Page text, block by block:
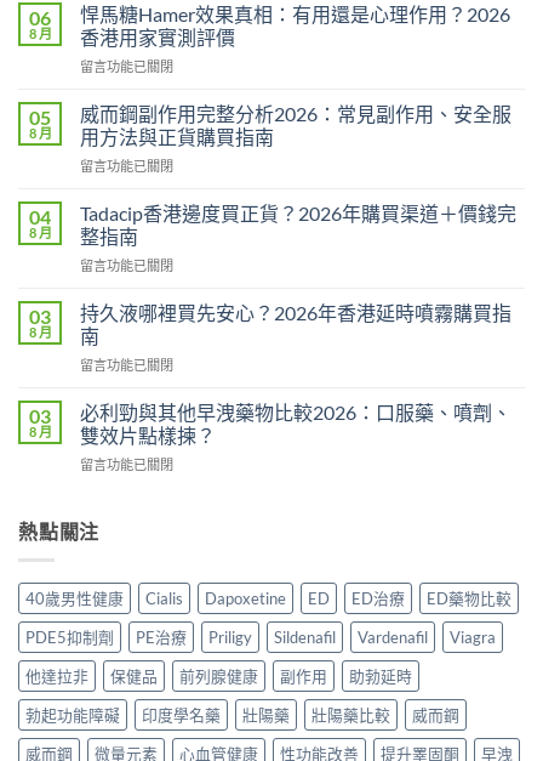
06
8 月
悍馬糖Hamer效果真相：有用還是心理作用？2026
香港用家實測評價
在
馬
糖
Hamer
效
真
相：
有
用
是
心
作
2026
香
港
實
測
價〉
中
留言功能已關閉
05
8 月
威而鋼副作用完整分析2026：常見副作用、安全服
用方法與正貨購買指南
在
而
鋼
副
作
完
整
分
析
常
見
作
全
方
法
與
正
貨
購
買
指
留言功能已關閉
04
8 月
Tadacip香港邊度買正貨？2026年購買渠道＋價錢完
整指南
在
香
港
邊
度
正
貨？
2026
年
渠
價
錢
完
整
指
南〉
中
留言功能已關閉
03
8 月
持久液哪裡買先安心？2026年香港延時噴霧購買指
南
在
久
液
哪
裡
安
年
香
港
延
時
噴
霧
購
留言功能已關閉
03
8 月
必利勁與其他早洩藥物比較2026：口服藥、噴劑、
雙效片點樣揀？
在
勁
與
他
早
洩
藥
物
比
較
2026：
留言功能已關閉
熱點關注
40歲男性健康 Cialis Dapoxetine ED ED治療
ED藥物比較
PDE5抑制劑
PE治療 Priligy Sildenafil Vardenafil
Viagra
他達拉非
保健品 前列腺健康 副作用
助勃延時
勃起功能障礙
印度學名藥 壯陽藥 壯陽藥比較
威而鋼
威而鋼
微量元素 心血管健康 性功能改善 提升睪固酮 早洩